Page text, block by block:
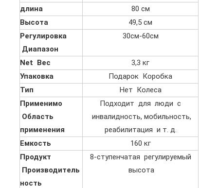
длина
80 см
Высота
49,5 см
Регулировка
Диапазон
30см-60см
Net Вес
3,3 кг
Упаковка
Подарок Коробка
Тип
Нет Колеса
Применимо
Область
применения
Подходит для люди с
инвалидность, мобильность,
реабилитация и т. д.
Емкость
160 кг
Продукт
Производитель
ность
8-ступенчатая регулируемый
высота